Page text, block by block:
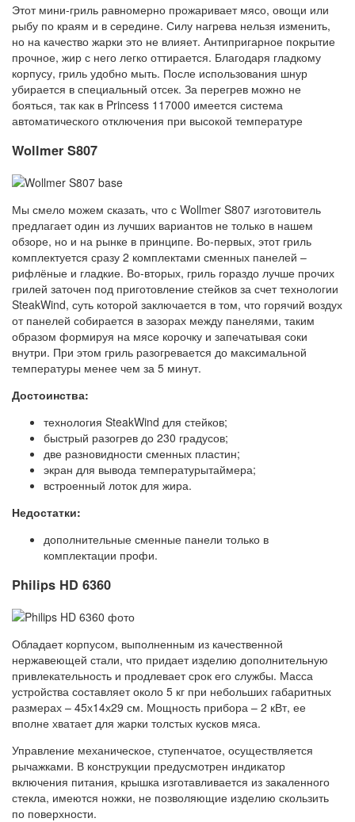
Этот мини-гриль равномерно прожаривает мясо, овощи или
рыбу по краям и в середине. Силу нагрева нельзя изменить,
но на качество жарки это не влияет. Антипригарное покрытие
прочное, жир с него легко оттирается. Благодаря гладкому
корпусу, гриль удобно мыть. После использования шнур
убирается в специальный отсек. За перегрев можно не
бояться, так как в Princess 117000 имеется система
автоматического отключения при высокой температуре
Wollmer S807
Мы смело можем сказать, что с Wollmer S807 изготовитель
предлагает один из лучших вариантов не только в нашем
обзоре, но и на рынке в принципе. Во-первых, этот гриль
комплектуется сразу 2 комплектами сменных панелей –
рифлёные и гладкие. Во-вторых, гриль гораздо лучше прочих
грилей заточен под приготовление стейков за счет технологии
SteakWind, суть которой заключается в том, что горячий воздух
от панелей собирается в зазорах между панелями, таким
образом формируя на мясе корочку и запечатывая соки
внутри. При этом гриль разогревается до максимальной
температуры менее чем за 5 минут.
Достоинства:
технология SteakWind для стейков;
быстрый разогрев до 230 градусов;
две разновидности сменных пластин;
экран для вывода температурытаймера;
встроенный лоток для жира.
Недостатки:
дополнительные сменные панели только в
комплектации профи.
Philips HD 6360
Обладает корпусом, выполненным из качественной
нержавеющей стали, что придает изделию дополнительную
привлекательность и продлевает срок его службы. Масса
устройства составляет около 5 кг при небольших габаритных
размерах – 45х14х29 см. Мощность прибора – 2 кВт, ее
вполне хватает для жарки толстых кусков мяса.
Управление механическое, ступенчатое, осуществляется
рычажками. В конструкции предусмотрен индикатор
включения питания, крышка изготавливается из закаленного
стекла, имеются ножки, не позволяющие изделию скользить
по поверхности.